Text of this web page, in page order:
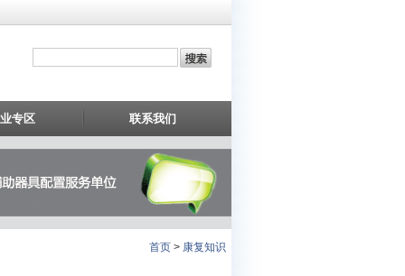
专区 联系我们
首页 > 康复知识